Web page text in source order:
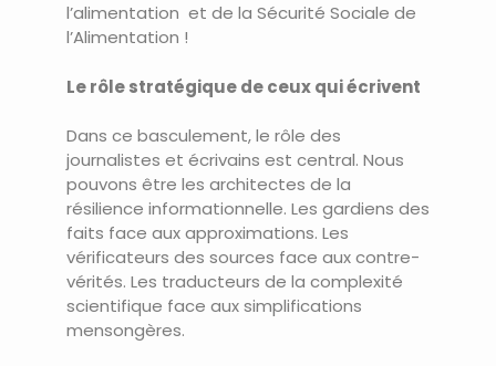
l’alimentation et de la Sécurité Sociale de
l’Alimentation !
Le rôle stratégique de ceux qui écrivent
Dans ce basculement, le rôle des
journalistes et écrivains est central. Nous
pouvons être les architectes de la
résilience informationnelle. Les gardiens des
faits face aux approximations. Les
vérificateurs des sources face aux contre-
vérités. Les traducteurs de la complexité
scientifique face aux simplifications
mensongères.